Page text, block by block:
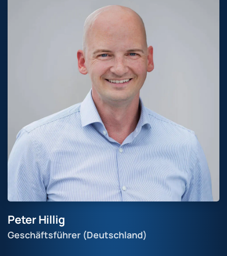
Peter Hillig
Geschäftsführer (Deutschland)